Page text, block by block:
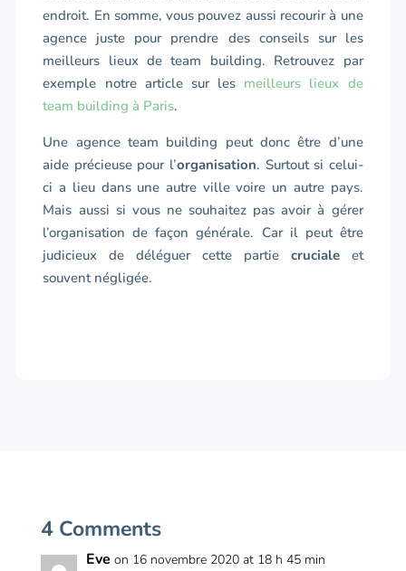
endroit. En somme, vous pouvez aussi recourir à une
agence juste pour prendre des conseils sur les
meilleurs lieux de team building. Retrouvez par
exemple notre article sur les meilleurs lieux de
team building à Paris.
Une agence team building peut donc être d’une
aide précieuse pour l’organisation. Surtout si celui-
ci a lieu dans une autre ville voire un autre pays.
Mais aussi si vous ne souhaitez pas avoir à gérer
l’organisation de façon générale. Car il peut être
judicieux de déléguer cette partie crucialeet
souvent négligée.
4 Comments
Eve on 16 novembre 2020 at 18 h 45 min